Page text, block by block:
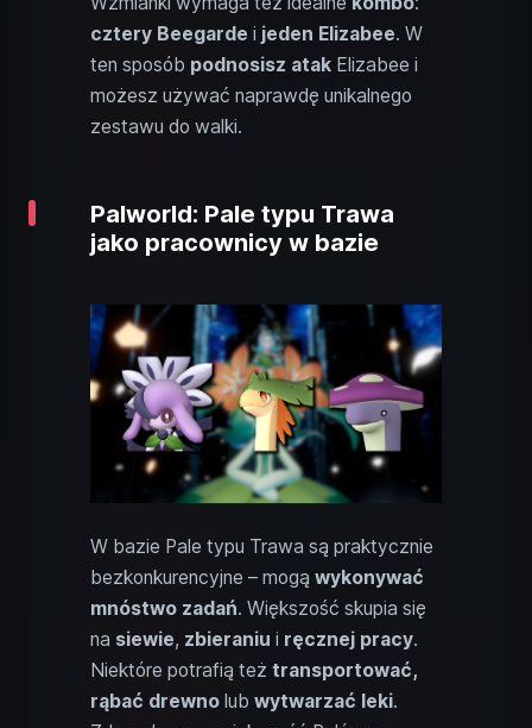
cztery Beegarde i jeden Elizabee. W
ten sposób podnosisz atak Elizabee i
możesz używać naprawdę unikalnego
zestawu do walki.
Palworld: Pale typu Trawa
jako pracownicy w bazie
W bazie Pale typu Trawa są praktycznie
bezkonkurencyjne – mogą wykonywać
mnóstwo zadań. Większość skupia się
na siewie, zbieraniu i ręcznej pracy.
Niektóre potrafią też transportować,
rąbać drewno lub wytwarzać leki.